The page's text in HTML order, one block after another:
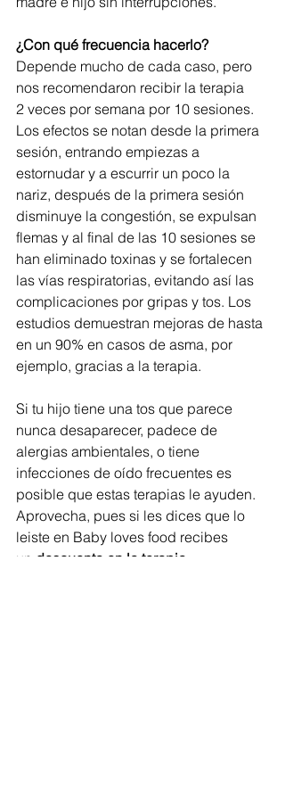
¿Con qué frecuencia hacerlo?
Depende mucho de cada caso, pero
nos recomendaron recibir la terapia
2 veces por semana por 10 sesiones.
Los efectos se notan desde la primera
sesión, entrando empiezas a
estornudar y a escurrir un poco la
nariz, después de la primera sesión
disminuye la congestión, se expulsan
flemas y al final de las 10 sesiones se
han eliminado toxinas y se fortalecen
las vías respiratorias, evitando así las
complicaciones por gripas y tos. Los
estudios demuestran mejoras de hasta
en un 90% en casos de asma, por
ejemplo, gracias a la terapia.
Si tu hijo tiene una tos que parece
nunca desaparecer, padece de
alergias ambientales, o tiene
infecciones de oído frecuentes es
posible que estas terapias le ayuden.
Aprovecha, pues si les dices que lo
leiste en Baby loves food recibes
un descuento en la terapia.